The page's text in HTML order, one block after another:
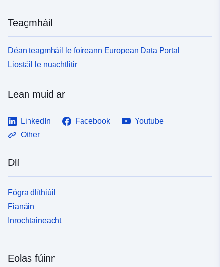
Teagmháil
Déan teagmháil le foireann European Data Portal
Liostáil le nuachtlitir
Lean muid ar
LinkedIn Facebook
Youtube
Other
Dlí
Fógra dlíthiúil
Fianáin
Inrochtaineacht
Eolas fúinn